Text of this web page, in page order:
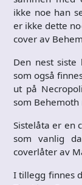
ikke noe han
er ikke dette
cover av
Den nest
som også
ut på
som
Sistelåta er en
som vanlig
coverlåter av
I tillegg finnes